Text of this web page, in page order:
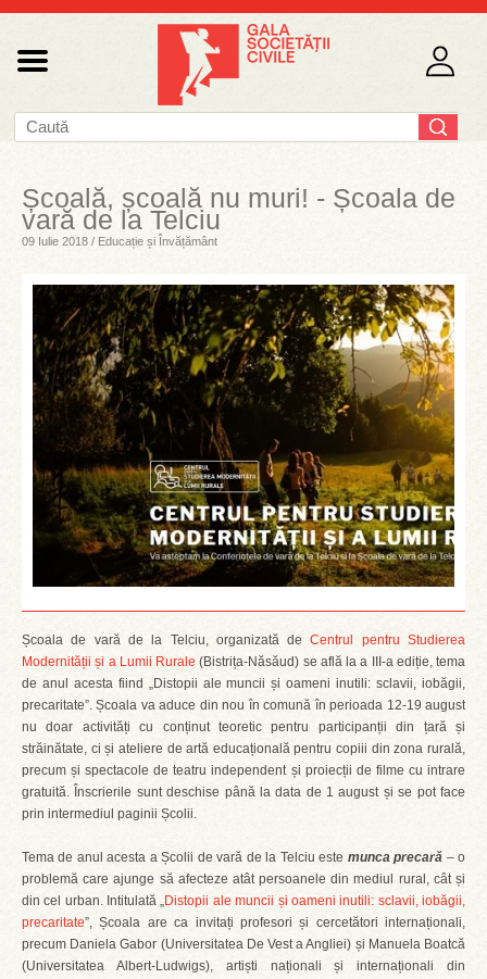
Școală, școală nu muri! - Școala de
vară de la Telciu
09 Iulie 2018 / Educație și Învățământ
Școala de vară de la Telciu, organizată deCentrul pentru Studierea
Modernității și a Lumii Rurale (Bistrița-Năsăud) se află la a III-a ediție, tema
de anul acesta fiind „Distopii ale muncii și oameni inutili: sclavii, iobăgii,
precaritate”. Școala va aduce din nou în comună în perioada 12-19 august
nu doar activități cu conținut teoretic pentru participanții din țară și
străinătate, ci și ateliere de artă educațională pentru copiii din zona rurală,
precum și spectacole de teatru independent și proiecții de filme cu intrare
gratuită. Înscrierile sunt deschise până la data de 1 august și se pot face
prin intermediul paginii Școlii.
Tema de anul acesta a Școlii de vară de la Telciu este munca precară – o
problemă care ajunge să afecteze atât persoanele din mediul rural, cât și
din cel urban. Intitulată „Distopii ale muncii și oameni inutili: sclavii, iobăgii,
precaritate”, Școala are ca invitați profesori și cercetători internaționali,
precum Daniela Gabor (Universitatea De Vest a Angliei) și Manuela Boatcă
(Universitatea Albert-Ludwigs), artiști naționali și internaționali din